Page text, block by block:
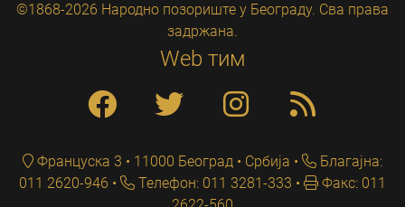
©1868-2026 Народно позориште у Београду. Сва права
задржана.
Web тим
Француска 3 • 11000 Београд • Србија
Благајна:
011 2620-946
Телефон: 011 3281-333
Факс: 011